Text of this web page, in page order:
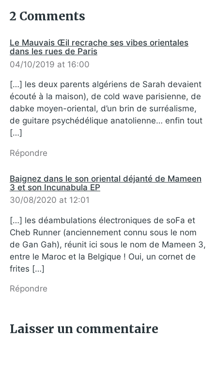
2 Comments
Le Mauvais Œil recrache ses vibes orientales
dans les rues de Paris
04/10/2019 at 16:00
[…] les deux parents algériens de Sarah devaient
écouté à la maison), de cold wave parisienne, de
dabke moyen-oriental, d’un brin de surréalisme,
de guitare psychédélique anatolienne… enfin tout
[…]
Répondre
Baignez dans le son oriental déjanté de Mameen
3 et son Incunabula EP
30/08/2020 at 12:01
[…] les déambulations électroniques de soFa et
Cheb Runner (anciennement connu sous le nom
de Gan Gah), réunit ici sous le nom de Mameen 3,
entre le Maroc et la Belgique ! Oui, un cornet de
frites […]
Répondre
Laisser un commentaire